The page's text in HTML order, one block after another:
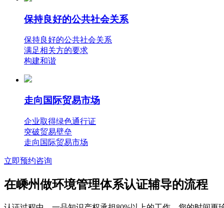
保持良好的公共社会关系
保持良好的公共社会关系
满足相关方的要求
构建和谐
走向国际贸易市场
企业取得绿色通行证
突破贸易壁垒
走向国际贸易市场
立即预约咨询
在嵊州做环境管理体系认证辅导的流程